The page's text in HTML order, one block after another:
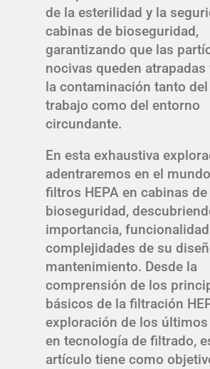
de la esterilidad y la
cabinas de bioseguridad,
garantizando que las
nocivas queden atrapadas
la contaminación tanto del
trabajo como del entorno
circundante.
En esta exhaustiva
adentraremos en el
filtros HEPA en cabinas de
bioseguridad,
importancia,
complejidades de su
mantenimiento. Desde la
comprensión de los
básicos de la filtración
exploración de los últimos
en tecnología de filtrado,
artículo tiene como